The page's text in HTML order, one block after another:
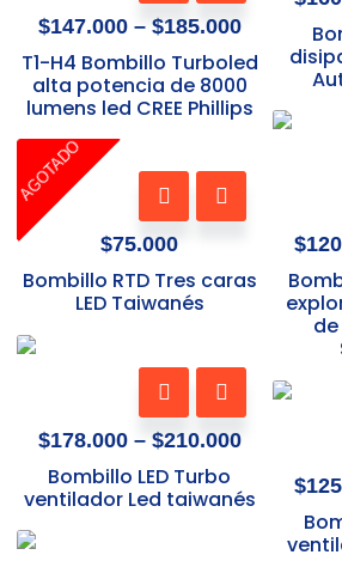
tiene
variantes.
Las
pueden
elegir
en
la
página
producto
$147.000 – $185.000
T1-H4 Bombillo Turboled
alta potencia de 8000
lumens led CREE Phillips
$
AGOTADO
$75.000
Bombillo RTD Tres caras
LED Taiwanés
Este
producto
tiene
variantes.
$178.000 – $210.000
range:
$178.000
through
$210.000
Bombillo LED Turbo
ventilador Led taiwanés
$